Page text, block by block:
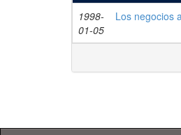
1998-
01-05
Los negocios